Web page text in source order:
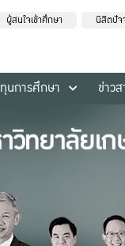
ผู้สนใจเข้าศึกษา นิสิตปัจ
ทุนการศึกษา ข่าว